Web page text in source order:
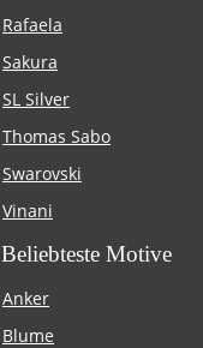
Rafaela
Sakura
SL Silver
Thomas Sabo
Swarovski
Vinani
Beliebteste Motive
Anker
Blume